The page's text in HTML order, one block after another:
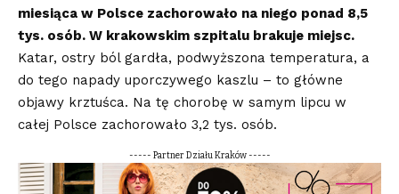
miesiąca w Polsce zachorowało na niego ponad 8,5
tys. osób. W krakowskim szpitalu brakuje miejsc.
Katar, ostry ból gardła, podwyższona temperatura, a
do tego napady uporczywego kaszlu – to główne
objawy krztuśca. Na tę chorobę w samym lipcu w
całej Polsce zachorowało 3,2 tys. osób.
----- Partner Działu Kraków -----